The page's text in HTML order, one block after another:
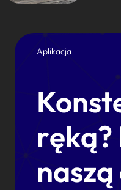
Aplikacja
ręką?